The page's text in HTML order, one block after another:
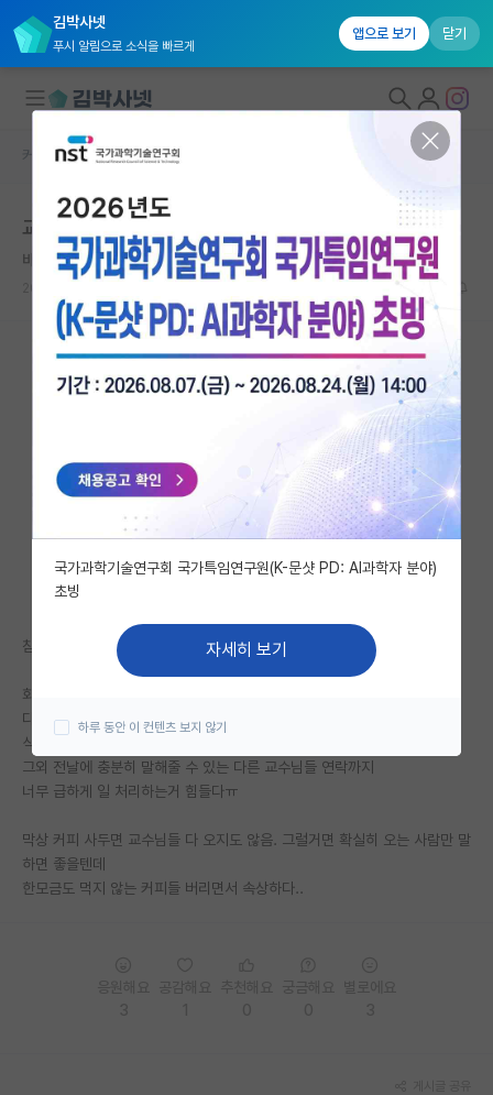
김박사넷
푸시 알림으로 소식을 빠르게
앱으로 보기 닫기
연구실&오픈랩
커뮤니티
커뮤니티 홈
IF 명예의전당
자유 게시판(아무개랩)
미국 유학 게시판
미국 대학원 합격 후기 게시판
대학원생 모집 게시판
연구실(PI) 홍보 게시판
석박사 채용 정보 게시판
임용 정보 게시판
학부 인턴 게시판
커뮤니티 홈 자유 게시판(아무개랩)
교수 시다바리
바보같은 쿠르트 괴델
참아야겠지 이정도는..?
회의때 자료인쇄는 물론
다른 교수님들꺼 까지 커피사두어서 미리 세팅해라 (물론 사비)
식사 주문받아서 테이크아웃해서 세팅해라
그외 전날에 충분히 말해줄 수 있는 다른 교수님들 연락까지
너무 급하게 일 처리하는거 힘들다ㅠ
막상 커피 사두면 교수님들 다 오지도 않음. 그럴거면 확실히 오는 사람만 말
하면 좋을텐데
한모금도 먹지 않는 커피들 버리면서 속상하다..
국가과학기술연구회 국가특임연구원(K-문샷 PD: AI과학자 분야)
초빙
자세히 보기
하루 동안 이 컨텐츠 보지 않기